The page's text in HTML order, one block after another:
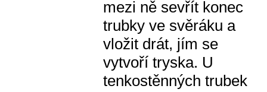
mezi ně sevřít konec
trubky ve svěráku a
vložit drát, jím se
vytvoří tryska. U
tenkostěnných trubek